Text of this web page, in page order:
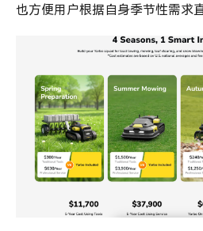
也方便用户根据自身季节性需求